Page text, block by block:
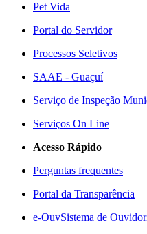
Pet Vida
Portal do Servidor
Processos Seletivos
SAAE - Guaçuí
Serviço de Inspeção
Serviços On Line
Acesso Rápido
Perguntas frequentes
Portal da Transparência
e-OuvSistema de